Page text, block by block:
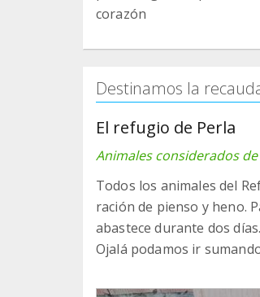
corazón
Destinamos la
El refugio de Perla
Animales considerados
Todos los animales del
ración de pienso y heno.
abastece durante dos días.